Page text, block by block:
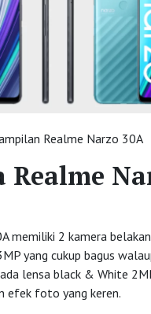
Realme Narzo 30A
Realme
memiliki 2 kamera
yang cukup bagus
lensa black & White
efek foto yang keren.